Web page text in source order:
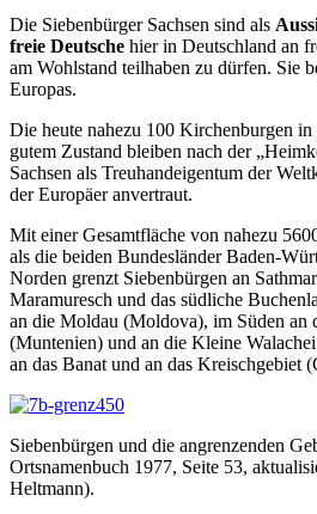
Die Siebenbürger Sachsen sind als
freie Deutsche hier in Deutschland an
am Wohlstand teilhaben zu dürfen. Sie
Europas.
Die heute nahezu 100 Kirchenburgen
gutem Zustand bleiben nach der
Sachsen als Treuhandeigentum der
der Europäer anvertraut.
Mit einer Gesamtfläche von nahezu
als die beiden Bundesländer Baden-
Norden grenzt Siebenbürgen an
Maramuresch und das südliche
an die Moldau (Moldova), im Süden an
(Muntenien) und an die Kleine
an das Banat und an das Kreischgebiet
Siebenbürgen und die angrenzenden
Ortsnamenbuch 1977, Seite 53,
Heltmann).